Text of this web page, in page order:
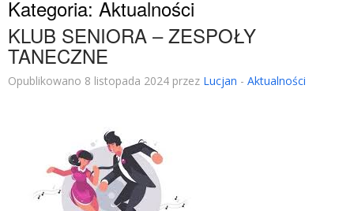
Kategoria: Aktualności
KLUB SENIORA – ZESPOŁY
TANECZNE
Opublikowano 8 listopada 2024 przez Lucjan - Aktualności